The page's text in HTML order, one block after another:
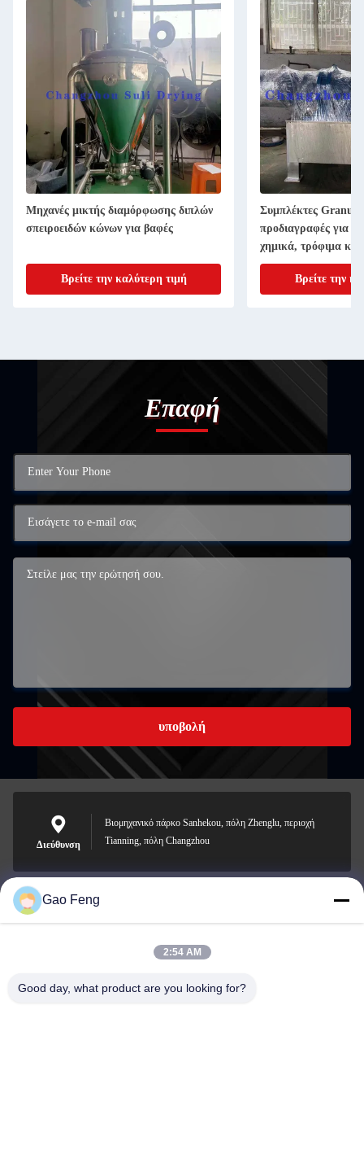
Μηχανές μικτής διαμόρφωσης διπλών
σπειροειδών κώνων για βαφές
Βρείτε την καλύτερη τιμή
Συμπλέκτες Granu
προδιαγραφές για
χημικά, τρόφιμα
Βρείτε την
Επαφή
υποβολή
Διεύθυνση
Βιομηχανικό πάρκο Sanhekou, πόλη Zhenglu, περιοχή
Tianning, πόλη Changzhou
suli@sulidry.com
Gao Feng
2:54 AM
Good day, what product are you looking for?